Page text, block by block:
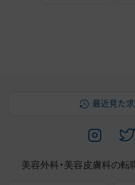
最近見た
美容外科・美容皮膚科の転